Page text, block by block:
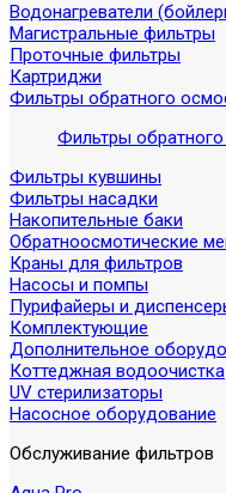
Водонагреватели
Магистральные фильтры
Проточные фильтры
Картриджи
Фильтры обратного
Фильтры
Фильтры кувшины
Фильтры насадки
Накопительные баки
Обратноосмотические
Краны для фильтров
Насосы и помпы
Пурифайеры и
Комплектующие
Дополнительное
Коттеджная водоочистка
UV стерилизаторы
Насосное оборудование
Обслуживание фильтров